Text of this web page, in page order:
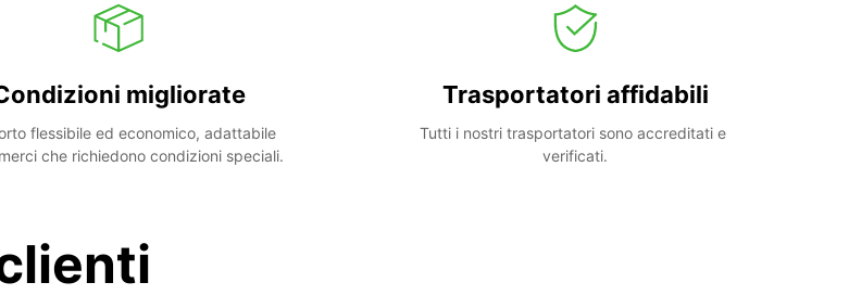
migliorate
flessibile ed economico, adattabile
che richiedono condizioni speciali.
Trasportatori affidabili
Tutti i nostri trasportatori sono accreditati e
verificati.